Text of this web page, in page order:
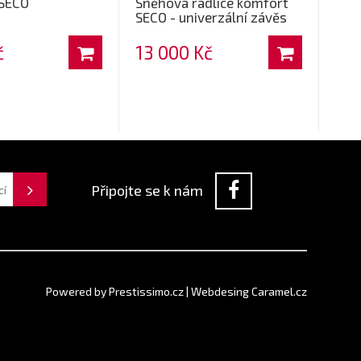
SECO - univerzální závěs
13 000 Kč
Připojte se k nám
Powered byPrestissimo.cz| Webdesing Caramel.cz